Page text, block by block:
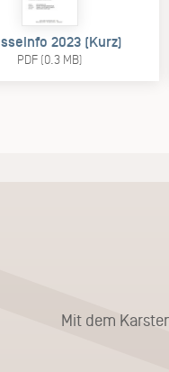
2023 (Kurz)
PDF (0.3 MB)
Mit dem